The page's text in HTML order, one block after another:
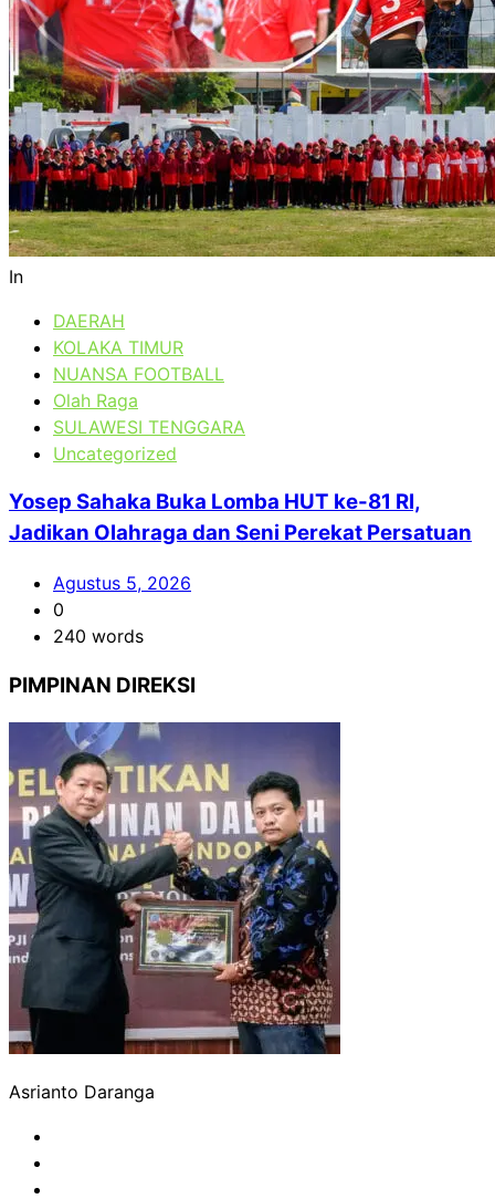
In
DAERAH
KOLAKA TIMUR
NUANSA FOOTBALL
Olah Raga
SULAWESI TENGGARA
Uncategorized
Yosep Sahaka Buka Lomba HUT ke-81 RI,
Jadikan Olahraga dan Seni Perekat Persatuan
Agustus 5, 2026
0
240 words
PIMPINAN DIREKSI
Asrianto Daranga